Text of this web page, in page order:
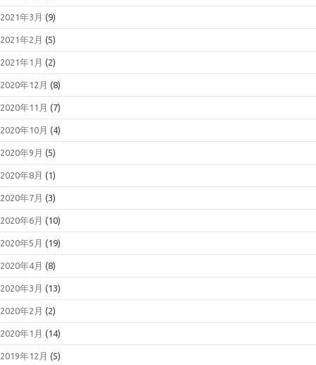
2021年3月 (9)
2021年2月 (5)
2021年1月 (2)
2020年12月 (8)
2020年11月 (7)
2020年10月 (4)
2020年9月 (5)
2020年8月 (1)
2020年7月 (3)
2020年6月 (10)
2020年5月 (19)
2020年4月 (8)
2020年3月 (13)
2020年2月 (2)
2020年1月 (14)
2019年12月 (5)